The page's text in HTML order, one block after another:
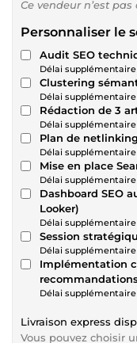
Ce vendeur n’est
Personnaliser le
Audit SEO
Délai
Clustering
Délai
Rédaction de 3
Délai
Plan de
Délai
Mise en place
Délai
Dashboard SEO
Looker)
Délai
Session
Délai supplémentaire
Implémentation
Délai
Livraison express
Vous pouvez choisir